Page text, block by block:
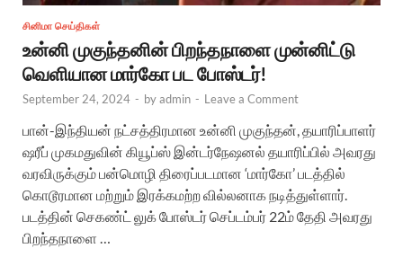
சினிமா செய்திகள்
உன்னி முகுந்தனின் பிறந்தநாளை முன்னிட்டு
வெளியான மார்கோ பட போஸ்டர்!
September 24, 2024 - byadmin - Leave a Comment
பான்-இந்தியன் நட்சத்திரமான உன்னி முகுந்தன், தயாரிப்பாளர்
ஷரீப் முகமதுவின் கியூப்ஸ் இன்டர்நேஷனல் தயாரிப்பில் அவரது
வரவிருக்கும் பன்மொழி திரைப்படமான ‘மார்கோ’ படத்தில்
கொடூரமான மற்றும் இரக்கமற்ற வில்லனாக நடித்துள்ளார்.
படத்தின் செகண்ட் லுக் போஸ்டர் செப்டம்பர் 22ம் தேதி அவரது
பிறந்தநாளை …